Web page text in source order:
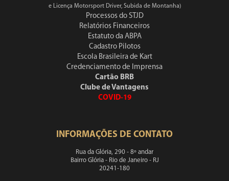
e Licença Motorsport Driver, Subida de Montanha)
Processos do STJD
Relatórios Financeiros
Estatuto da ABPA
Cadastro Pilotos
Escola Brasileira de Kart
Credenciamento de Imprensa
Cartão BRB
Clube de Vantagens
COVID-19
INFORMAÇÕES DE CONTATO
Rua da Glória, 290 - 8º andar
Bairro Glória - Rio de Janeiro - RJ
20241-180